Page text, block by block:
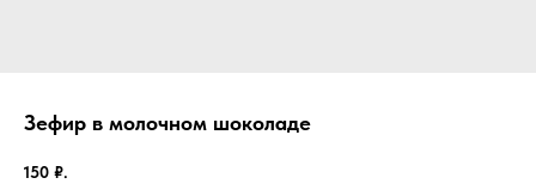
Зефир в молочном шоколаде
150 ₽.